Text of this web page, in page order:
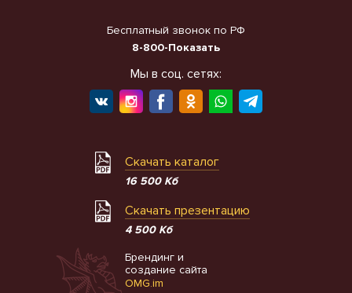
Бесплатный звонок по РФ
8-800-Показать
Мы в соц. сетях:
Скачать каталог
16 500 Кб
Скачать презентацию
4 500 Кб
Брендинг и
создание сайта
OMG.im